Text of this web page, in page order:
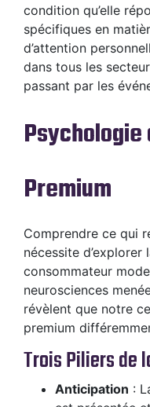
condition qu’elle
spécifiques en
d’attention
dans tous les
passant par les
Psychologie
Premium
Comprendre ce qui
nécessite
consommateur
neurosciences
révèlent que notre
premium
Trois Piliers de
Anticipation :